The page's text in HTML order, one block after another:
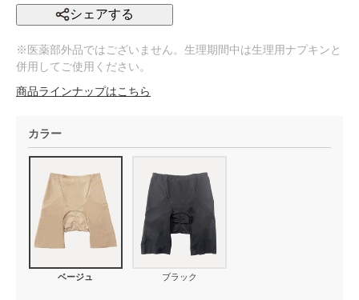
シェアする
※医薬部外品ではございません。生理期間中は生理用ナプキンと
併用してご使用ください。
商品ラインナップはこちら
カラー
ベージュ ブラック